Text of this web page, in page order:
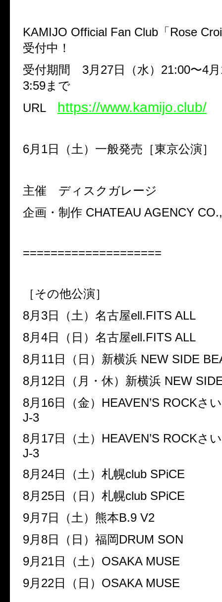
KAMIJO Official Fan Club「Rose
受付中！
受付期間 3月27日（水）21:00〜4
3:59まで
URL https://www.kamijo.club/
6月1日（土）一般発売［東京公演］
主催 ディスクガレージ
企画・制作 CHATEAU AGENCY
====================
［その他公演］
8月3日（土）名古屋ell.FITS ALL
8月4日（日）名古屋ell.FITS ALL
8月11日（日）新横浜 NEW SIDE
8月12日（月・休）新横浜 NEW
8月16日（金）HEAVEN’S ROCKさ
J-3
8月17日（土）HEAVEN’S ROCKさ
J-3
8月24日（土）札幌club SPiCE
8月25日（日）札幌club SPiCE
9月7日（土）熊本B.9 V2
9月8日（日）福岡DRUM SON
9月21日（土）OSAKA MUSE
9月22日（日）OSAKA MUSE